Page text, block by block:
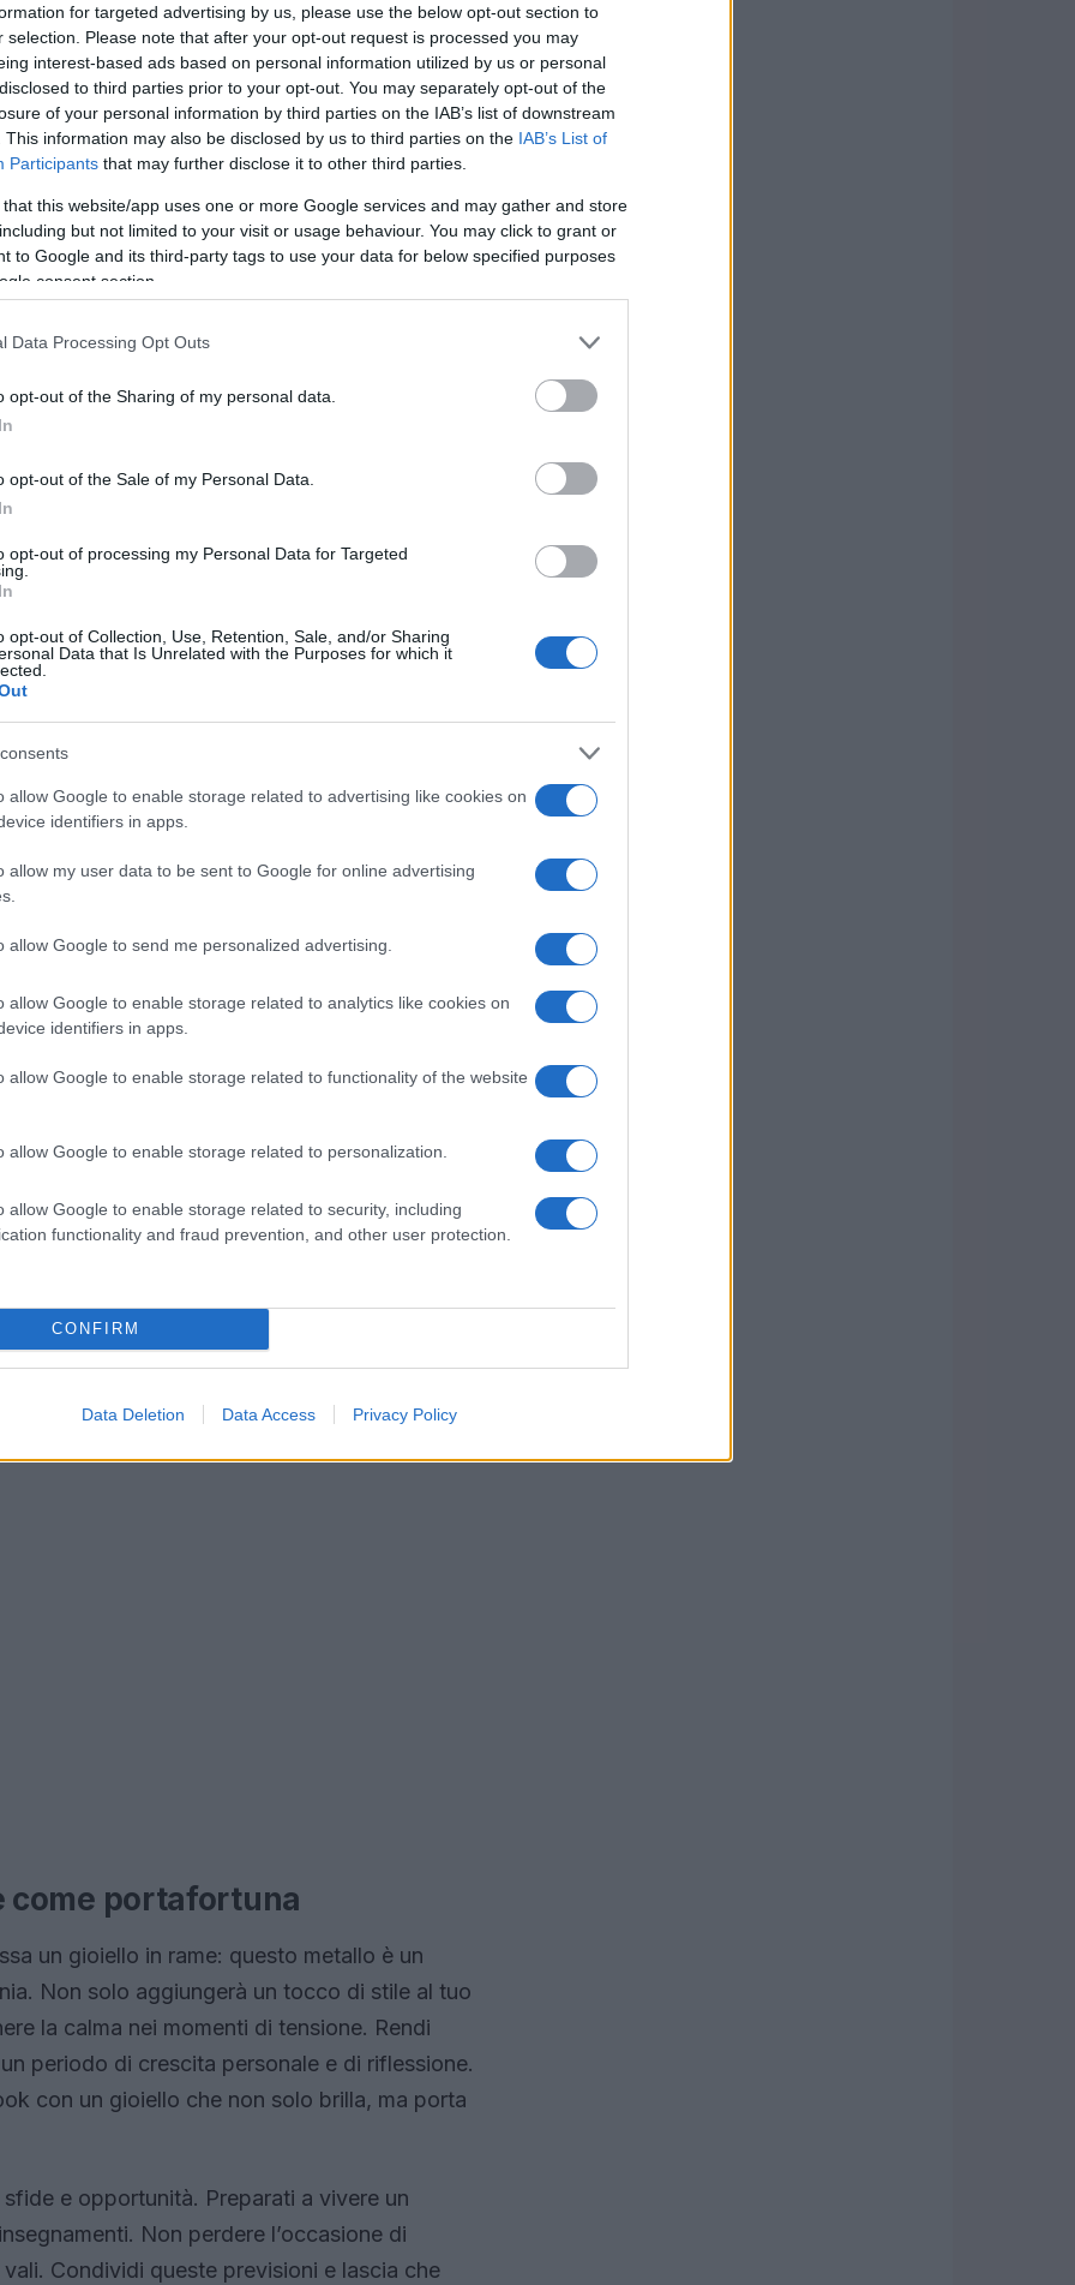
for targeted advertising by us, please use the below opt-out section to
selection. Please note that after your opt-out request is processed you may
interest-based ads based on personal information utilized by us or personal
to third parties prior to your opt-out. You may separately opt-out of the
of your personal information by third parties on the IAB’s list of downstream
This information may also be disclosed by us to third parties on the IAB’s List of
Participants that may further disclose it to other third parties.
that this website/app uses one or more Google services and may gather and store
but not limited to your visit or usage behaviour. You may click to grant or
to Google and its third-party tags to use your data for below specified purposes
consent section.
Data Processing Opt Outs
opt-out of the Sharing of my personal data.
opt-out of the Sale of my Personal Data.
opt-out of processing my Personal Data for Targeted
opt-out of Collection, Use, Retention, Sale, and/or Sharing
Data that Is Unrelated with the Purposes for which it
allow Google to enable storage related to advertising like cookies on
identifiers in apps.
allow my user data to be sent to Google for online advertising
allow Google to send me personalized advertising.
allow Google to enable storage related to analytics like cookies on
identifiers in apps.
allow Google to enable storage related to functionality of the website
allow Google to enable storage related to personalization.
allow Google to enable storage related to security, including
functionality and fraud prevention, and other user protection.
CONFIRM
Data Deletion Data Access Privacy Policy
del Leone
tuo spirito competitivo. Questo mese, la tua
a non travolgere gli altri con la tua
riconosci il valore della gentilezza! Anche se
che la vera forza risiede nella capacità di
Ti sei mai chiesto quanto possa essere
scoprirai che può fare la differenza!
e amore
il suo cammino dal giorno 11, riportando
tue idee. Sarà il momento perfetto per
dimentichiamo Venere, che dal 25 in poi ti
aura magnetica attirerà attenzioni, e chi non
la sua bellezza? 🔥 Ricorda, ogni parola può
del successo
dose di empatia. Non scordare che anche gli
comprensivi potrebbe rivelarsi la
da trattare con cautela: evita di forzare
La dolcezza dell’estate richiede tempo e
e apprezzare ogni attimo. Hai mai
ascoltare davvero qualcuno?
come portafortuna
un gioiello in rame: questo metallo è un
Non solo aggiungerà un tocco di stile al tuo
la calma nei momenti di tensione. Rendi
periodo di crescita personale e di riflessione.
con un gioiello che non solo brilla, ma porta
e opportunità. Preparati a vivere un
Non perdere l’occasione di
Condividi queste previsioni e lascia che